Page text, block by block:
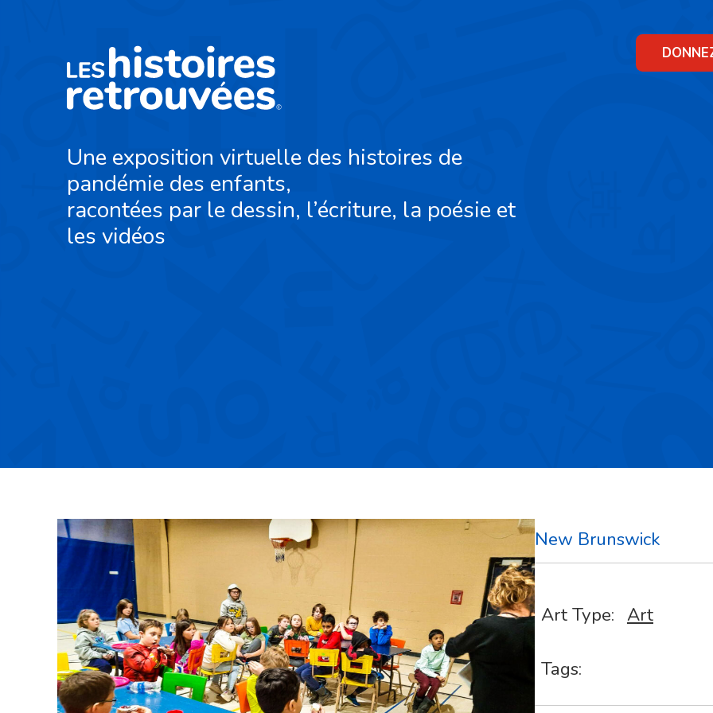
Une exposition virtuelle des histoires de
pandémie des enfants,
racontées par le dessin, l’écriture, la poésie et
les vidéos
New Brunswick
Art Type: Art
Tags: